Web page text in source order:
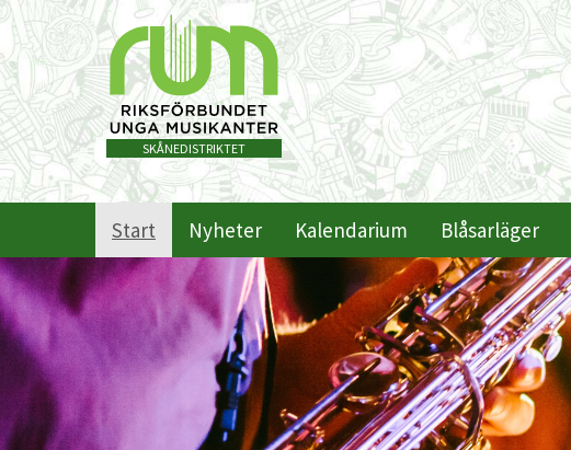
SKÅNEDISTRIKTET
Start Nyheter Kalendarium Blåsarläger